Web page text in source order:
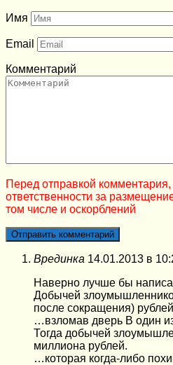
Имя
Email
Комментарий
Перед отправкой
ответственности за
том числе и оскорблений
Врединка 14.01.2013 в
Наверно лучше бы
Добычей
после сокращения)
…взломав дверь В один
Тогда добычей
миллиона рублей.
…которая когда-либо